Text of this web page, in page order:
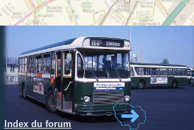
Index du forum